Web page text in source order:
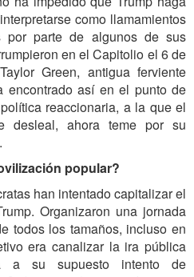
como llamamientos
por parte de algunos de sus
en el Capitolio el 6 de
Green, antigua ferviente
encontrado así en el punto de
reaccionaria, a la que el
desleal, ahora teme por su
popular?
han intentado capitalizar el
Organizaron una jornada
todos los tamaños, incluso en
era canalizar la ira pública
a su supuesto intento de